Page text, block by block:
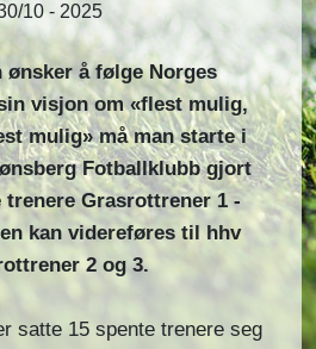
10 - 2025
ønsker å følge Norges
visjon om «flest mulig,
mulig» må man starte i
Fotballklubb gjort
trenere Grasrottrener 1 -
kan videreføres til hhv
2 og 3.
satte 15 spente trenere seg